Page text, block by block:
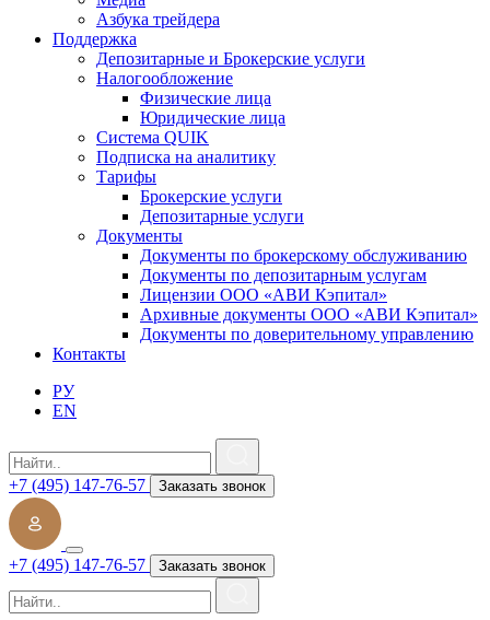
Азбука трейдера
Поддержка
Депозитарные и Брокерские услуги
Налогообложение
Физические лица
Юридические лица
Система QUIK
Подписка на аналитику
Тарифы
Брокерские услуги
Депозитарные услуги
Документы
Документы по брокерскому обслуживанию
Документы по депозитарным услугам
Лицензии ООО «АВИ Кэпитал»
Архивные документы ООО «АВИ Кэпитал»
Документы по доверительному управлению
Контакты
РУ
EN
+7 (495) 147-76-57 Заказать звонок
+7 (495) 147-76-57 Заказать звонок